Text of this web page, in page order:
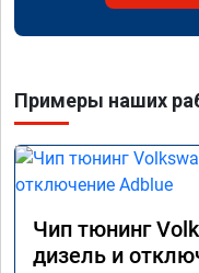
Примеры наших
Чип тюнинг
дизель и